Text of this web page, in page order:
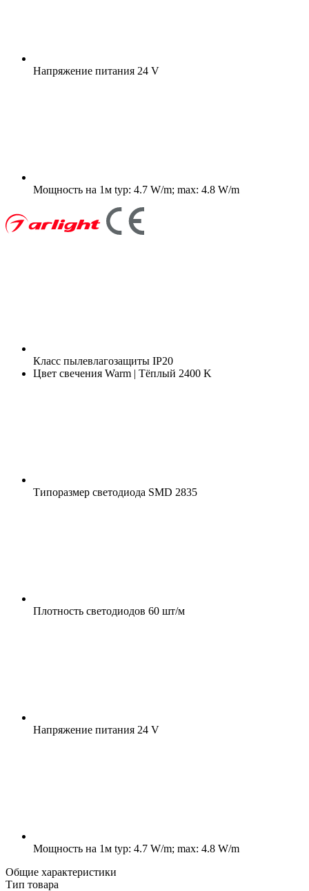
Напряжение питания 24 V
Мощность на 1м typ: 4.7 W/m; max: 4.8 W/m
Класс пылевлагозащиты IP20
Цвет свечения Warm | Тёплый 2400 K
Типоразмер светодиода SMD 2835
Плотность светодиодов 60 шт/м
Напряжение питания 24 V
Мощность на 1м typ: 4.7 W/m; max: 4.8 W/m
Общие характеристики
Тип товара